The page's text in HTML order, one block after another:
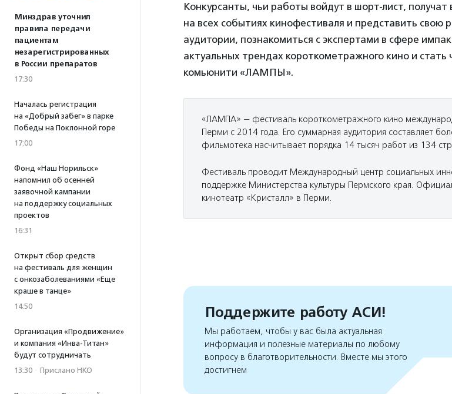
Минздрав уточнил
правила передачи
пациентам
незарегистрированных
в России препаратов
17:30
Началась регистрация
на «Добрый забег» в парке
Победы на Поклонной горе
17:00
Фонд «Наш Норильск»
напомнил об осенней
заявочной кампании
на поддержку социальных
проектов
16:31
Открыт сбор средств
на фестиваль для женщин
с онкозаболеваниями «Еще
краше в танце»
14:50
Организация «Продвижение»
и компания «Инва-Титан»
будут сотрудничать
13:30 · Прислано НКО
Конкурсанты, чьи работы войдут в шорт-лист,
на всех событиях кинофестиваля и представить свою
аудитории, познакомиться с экспертами в сфере
актуальных трендах короткометражного кино и стать
комьюнити «ЛАМПЫ».
«ЛАМПА» — фестиваль короткометражного кино
Перми с 2014 года. Его суммарная аудитория составляет
фильмотека насчитывает порядка 14 тысяч работ из 134
Фестиваль проводит Международный центр социальных
поддержке Министерства культуры Пермского края.
кинотеатр «Кристалл» в Перми.
Поддержите работу АСИ!
Мы работаем, чтобы у вас была актуальная
информация и полезные материалы по любому
вопросу в благотворительности. Вместе мы этого
достигнем